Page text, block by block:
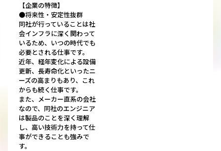
【企業の特徴】
●将来性・安定性抜群
同社が行っていることは社
会インフラに深く関わって
いるため、いつの時代でも
必要とされる仕事です。
近年、経年変化による設備
更新、長寿命化といったニ
ーズの高まりもあり、これ
からも続く仕事です。
また、メーカー直系の会社
なので、同社のエンジニア
は製品のことを深く理解
し、高い技術力を持って仕
事ができることも強みで
す。